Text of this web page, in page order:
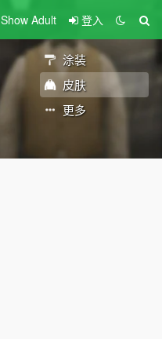
Show Adult 登入
涂装
皮肤
更多